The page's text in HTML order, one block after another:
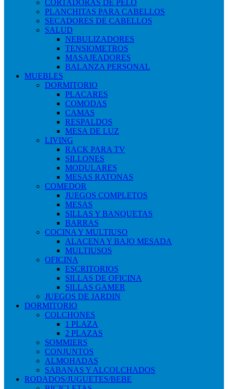
CORTADORAS DE PELO
PLANCHITAS PARA CABELLOS
SECADORES DE CABELLOS
SALUD
NEBULIZADORES
TENSIOMETROS
MASAJEADORES
BALANZA PERSONAL
MUEBLES
DORMITORIO
PLACARES
COMODAS
CAMAS
RESPALDOS
MESA DE LUZ
LIVING
RACK PARA TV
SILLONES
MODULARES
MESAS RATONAS
COMEDOR
JUEGOS COMPLETOS
MESAS
SILLAS Y BANQUETAS
BARRAS
COCINA Y MULTIUSO
ALACENA Y BAJO MESADA
MULTIUSOS
OFICINA
ESCRITORIOS
SILLAS DE OFICINA
SILLAS GAMER
JUEGOS DE JARDIN
DORMITORIO
COLCHONES
1 PLAZA
2 PLAZAS
SOMMIERS
CONJUNTOS
ALMOHADAS
SABANAS Y ALCOLCHADOS
RODADOS/JUGUETES/BEBE